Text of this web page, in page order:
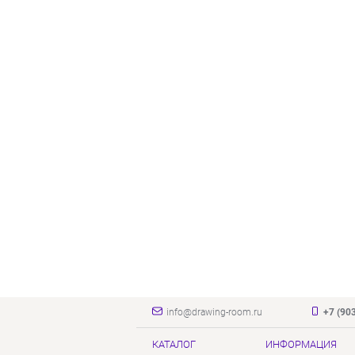
info@drawing-room.ru +7
КАТАЛОГ ИНФОРМАЦИЯ